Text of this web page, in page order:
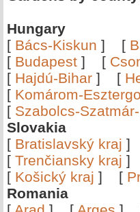
Hungary
[ Bács-Kiskun ] [
[ Budapest ] [
[ Hajdú-Bihar ] [
[ Komárom-
[ Szabolcs-
Slovakia
[ Bratislavský kraj ]
[ Trenčiansky kraj ]
[ Košický kraj ] [
Romania